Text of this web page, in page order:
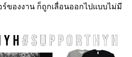
ร์ของงาน ก็ถูกเลื่อนออกไปแบบไม่มี